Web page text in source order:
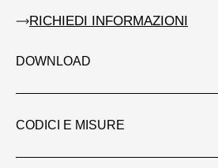
RICHIEDI INFORMAZIONI
DOWNLOAD
CODICI E MISURE